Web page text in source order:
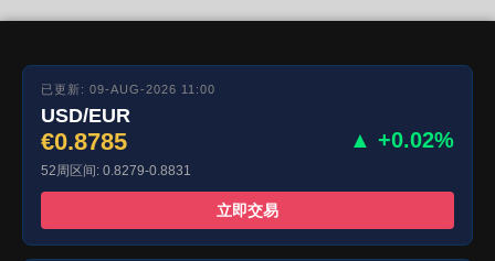
已更新: 09-AUG-2026 11:00
USD/EUR
€0.8785 ▲ +0.02%
52周区间: 0.8279-0.8831
立即交易